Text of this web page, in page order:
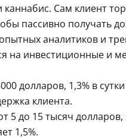
Сам клиент
пассивно получать
аналитиков и
на инвестиционные и
долларов, 1,3% в
клиента.
5 до 15 тысяч
1,5%.